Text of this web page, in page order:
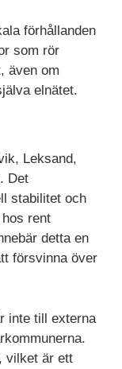
förhållanden
som rör
även om
elnätet.
Leksand,
Det
stabilitet och
rent
detta en
försvinna över
inte till externa
vilket är ett